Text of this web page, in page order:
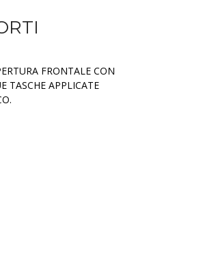
FRONTALE CON
TASCHE APPLICATE